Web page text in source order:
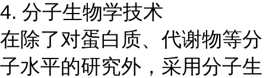
4. 分子生物学技术
在除了对蛋白质、代谢物等分
子水平的研究外，采用分子生